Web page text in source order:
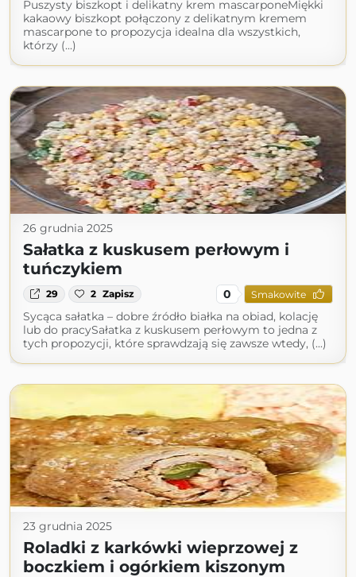
Puszysty biszkopt i delikatny krem mascarponeMiękki
kakaowy biszkopt połączony z delikatnym kremem
mascarpone to propozycja idealna dla wszystkich,
którzy (...)
26 grudnia 2025
Sałatka z kuskusem perłowym i
tuńczykiem
29 2 Zapisz 0 Smakowite
Sycąca sałatka – dobre źródło białka na obiad, kolację
lub do pracySałatka z kuskusem perłowym to jedna z
tych propozycji, które sprawdzają się zawsze wtedy, (...)
23 grudnia 2025
Roladki z karkówki wieprzowej z
boczkiem i ogórkiem kiszonym